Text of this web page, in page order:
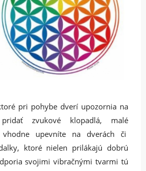
pri pohybe dverí upozornia na
zvukové klopadlá, malé
vhodne upevníte na dverách či
ktoré nielen prilákajú dobrú
svojimi vibračnými tvarmi tú